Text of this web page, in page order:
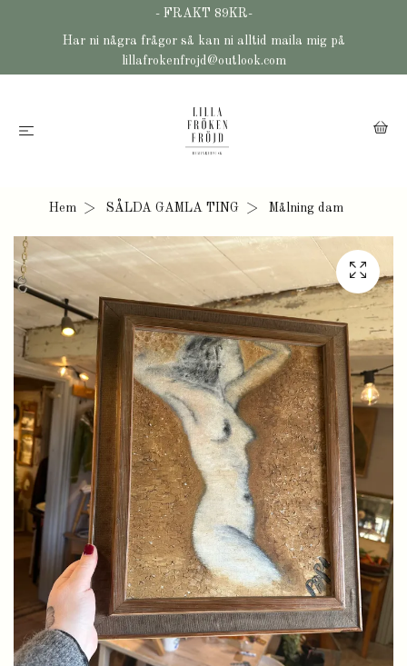
- FRAKT 89KR-
Har ni några frågor så kan ni alltid maila mig på
lillafrokenfrojd@outlook.com
Hem SÅLDA GAMLA TING Målning dam